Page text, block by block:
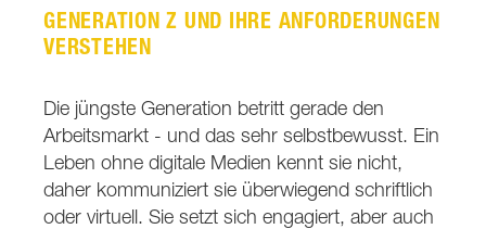
GENERATION Z UND IHRE ANFORDERUNGEN
VERSTEHEN
Die jüngste Generation betritt gerade den
Arbeitsmarkt - und das sehr selbstbewusst. Ein
Leben ohne digitale Medien kennt sie nicht,
daher kommuniziert sie überwiegend schriftlich
oder virtuell. Sie setzt sich engagiert, aber auch